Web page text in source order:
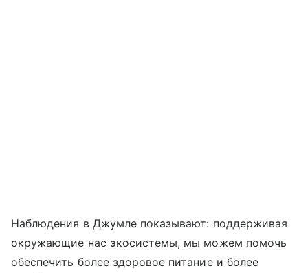
Наблюдения в Джумле показывают: поддерживая
окружающие нас экосистемы, мы можем помочь
обеспечить более здоровое питание и более